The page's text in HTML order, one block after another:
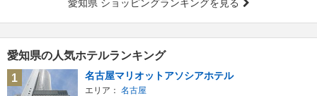
愛知県 ショッピングランキングを見る
愛知県の人気ホテルランキング
1
名古屋マリオットアソシアホテル
エリア： 名古屋